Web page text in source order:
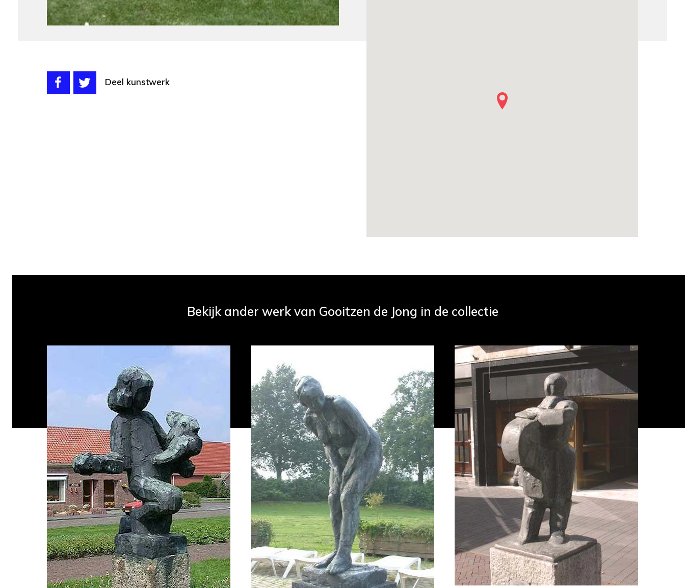
Deel kunstwerk
Bekijk ander werk van Gooitzen de Jong in de collectie